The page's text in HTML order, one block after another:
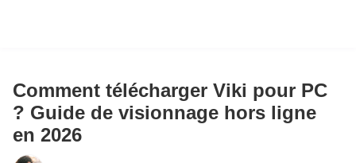
Comment télécharger Viki pour PC
? Guide de visionnage hors ligne
en 2026